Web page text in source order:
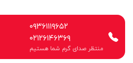
۰۹۳۶۱۱۱۹۶۵۲
۰۲۱۲۶۱۴۶۳۶۹
منتظر صدای گرم شما هستیم